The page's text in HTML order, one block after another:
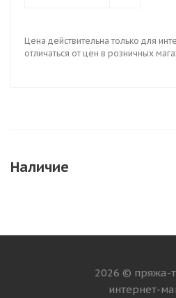
Цена действительна только для
отличаться от цен в розничных
Наличие
2026 © пряжа-
интернет-